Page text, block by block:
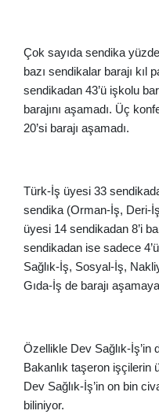
Çok sayıda sendika
bazı sendikalar barajı kıl
sendikadan 43’ü işkolu
barajını aşamadı. Üç
20’si barajı aşamadı.
Türk-İş üyesi 33
sendika (Orman-İş, Deri-
üyesi 14 sendikadan 8’i
sendikadan ise sadece
Sağlık-İş, Sosyal-İş,
Gıda-İş de barajı
Özellikle Dev Sağlık-
Bakanlık taşeron işçilerin
Dev Sağlık-İş’in on bin
biliniyor.